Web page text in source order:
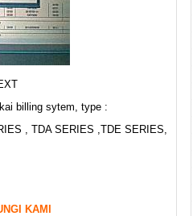
billing sytem, type :
, TDA SERIES ,TDE SERIES,
KAMI